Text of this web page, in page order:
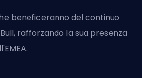
beneficeranno del continuo
rafforzando la sua presenza